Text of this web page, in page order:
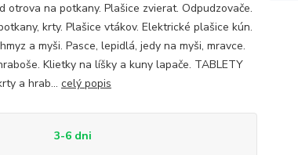
otrova na potkany. Plašice zvierat. Odpudzovače.
krty. Plašice vtákov. Elektrické plašice kún.
a myši. Pasce, lepidlá, jedy na myši, mravce.
Klietky na líšky a kuny lapače. TABLETY
a hrab... celý popis
3-6 dni